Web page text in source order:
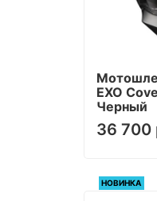
EXO
Черный
36 700
НОВИНКА